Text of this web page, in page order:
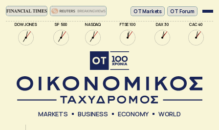
DOW JONES SP 500 NASDAQ FTSE 100 DAX 30 CAC 40
ΟΤ Markets OT Forum
MARKETS BUSINESS ECONOMY WORLD